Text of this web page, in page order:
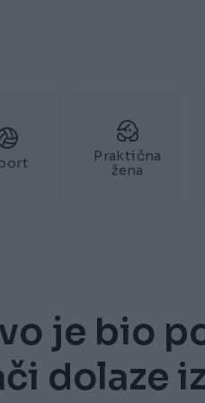
Praktična
žena
je bio
dolaze